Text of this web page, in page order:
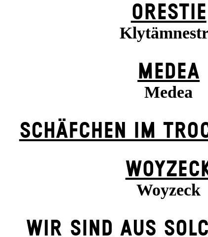
ORESTIE
MEDEA
Medea
SCHÄFCHEN IM
Woyzeck
WIR SIND AUS